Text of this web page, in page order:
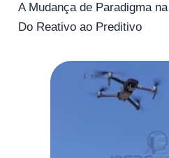
A Mudança de Paradigma
Do Reativo ao Preditivo